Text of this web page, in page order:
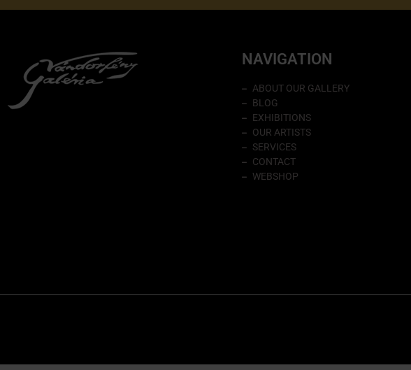
NAVIGATION
ABOUT OUR GALLERY
BLOG
EXHIBITIONS
OUR ARTISTS
SERVICES
CONTACT
WEBSHOP